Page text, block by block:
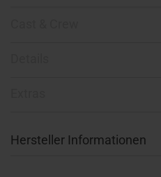
Hersteller Informationen